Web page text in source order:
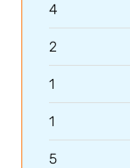
4
2
1
1
5